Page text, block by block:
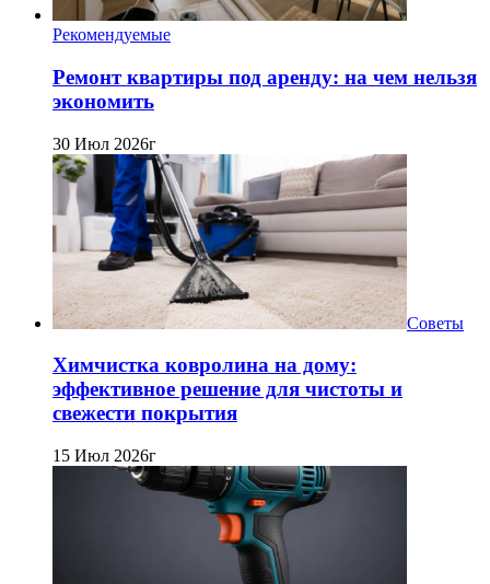
Рекомендуемые
Ремонт квартиры под аренду: на чем нельзя
экономить
30 Июл 2026г
Советы
Химчистка ковролина на дому:
эффективное решение для чистоты и
свежести покрытия
15 Июл 2026г